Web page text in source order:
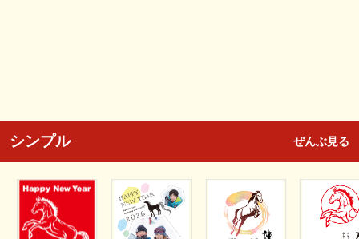
シンプル ぜんぶ見る